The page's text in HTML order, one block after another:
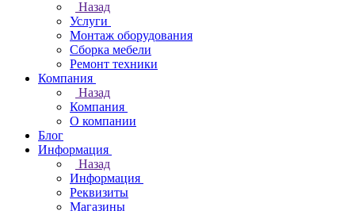
Назад
Услуги
Монтаж оборудования
Сборка мебели
Ремонт техники
Компания
Назад
Компания
О компании
Блог
Информация
Назад
Информация
Реквизиты
Магазины